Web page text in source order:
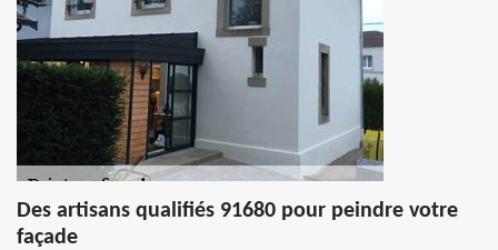
Des artisans qualifiés 91680 pour peindre votre
façade